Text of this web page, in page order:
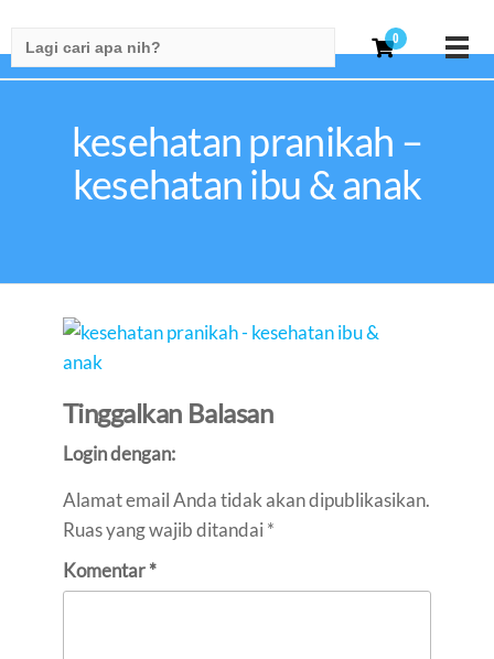
for:
0
kesehatan pranikah –
kesehatan ibu & anak
Tinggalkan Balasan
Login dengan:
Alamat email Anda tidak akan dipublikasikan.
Ruas yang wajib ditandai *
Komentar*